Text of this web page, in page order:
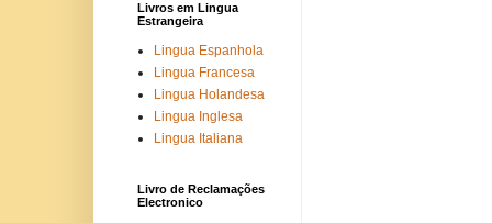
Livros em Lingua
Estrangeira
Lingua Espanhola
Lingua Francesa
Lingua Holandesa
Lingua Inglesa
Lingua Italiana
Livro de Reclamações
Electronico